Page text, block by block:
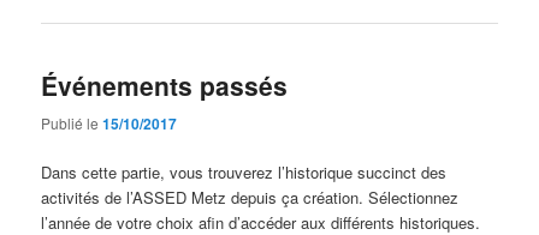
Événements passés
Publié le15/10/2017
Dans cette partie, vous trouverez l’historique succinct des
activités de l’ASSED Metz depuis ça création. Sélectionnez
l’année de votre choix afin d’accéder aux différents historiques.